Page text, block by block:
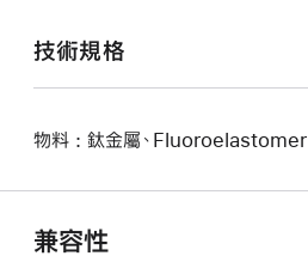
技術規格
物料 : 鈦金屬、Fluoroelastomer
兼容性